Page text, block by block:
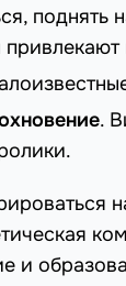
.
и